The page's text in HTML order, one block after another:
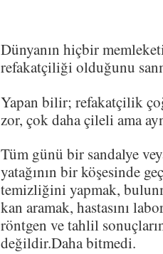
Dünyanın hiçbir
refakatçiliği olduğunu
Yapan bilir; refakatçilik
zor, çok daha çileli ama
Tüm günü bir sandalye
yatağının bir köşesinde
temizliğini yapmak,
kan aramak, hastasını
röntgen ve tahlil
değildir.Daha bitmedi.